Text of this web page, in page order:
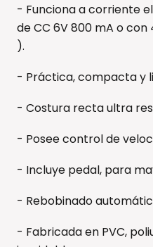
- Funciona a corriente
de CC 6V 800 mA o con
).
- Práctica, compacta y
- Costura recta ultra
- Posee control de
- Incluye pedal, para
- Rebobinado
- Fabricada en PVC,